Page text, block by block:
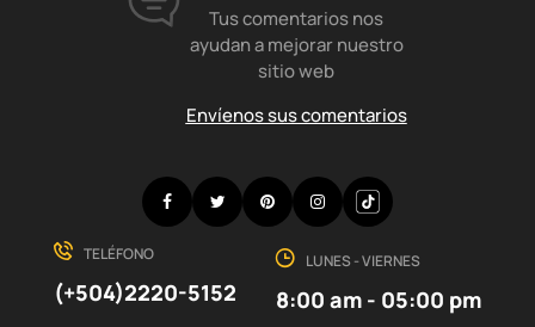
Tus comentarios nos
ayudan a mejorar nuestro
sitio web
Envíenos sus comentarios
TELÉFONO
(+504)2220-5152
LUNES - VIERNES
8:00 am - 05:00 pm
FacebookTwitterPinterestInstagram
Discord